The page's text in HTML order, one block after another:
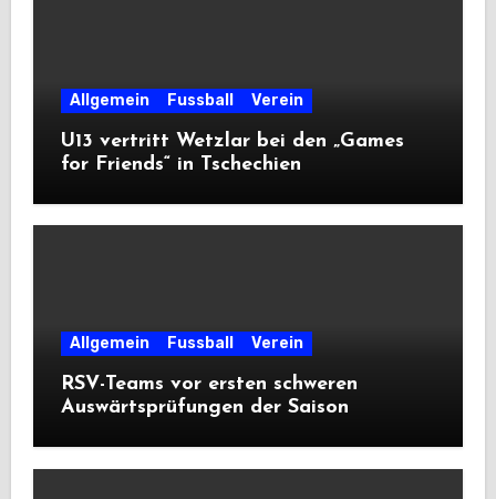
Allgemein Fussball Verein
U13 vertritt Wetzlar bei den „Games
for Friends“ in Tschechien
Allgemein Fussball Verein
RSV-Teams vor ersten schweren
Auswärtsprüfungen der Saison